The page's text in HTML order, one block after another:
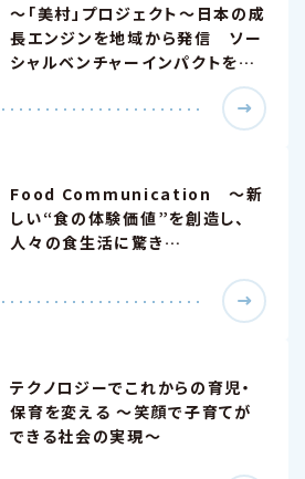
～「美村」プロジェクト～日本の成
長エンジンを地域から発信 ソー
シャルベンチャーインパクトを…
Food Communication ～新
しい“食の体験価値”を創造し、
人々の食生活に驚き…
テクノロジーでこれからの育児・
保育を変える ～笑顔で子育てが
できる社会の実現～